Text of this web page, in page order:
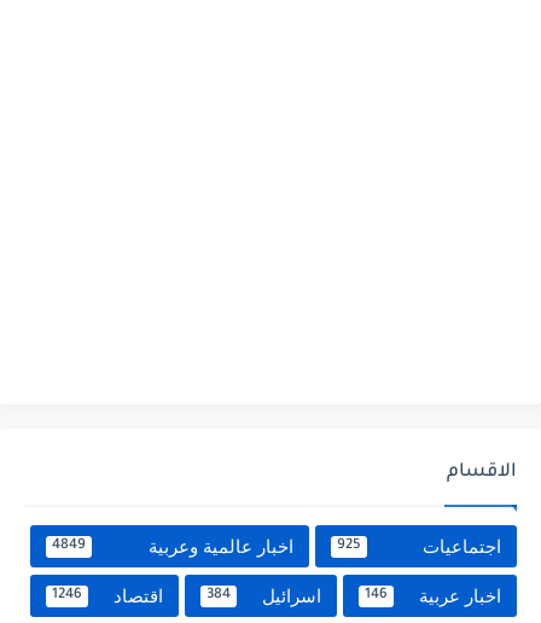
الاقسام
اجتماعيات 925 اخبار عالمية وعربية 4849
اخبار عربية 146 اسرائيل 384 اقتصاد 1246